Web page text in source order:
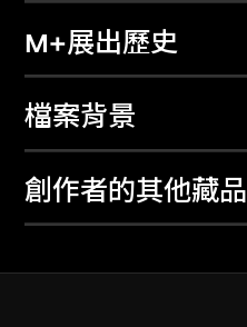
M+展出歷史
檔案背景
創作者的其他藏品